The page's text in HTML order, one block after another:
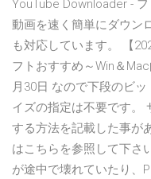
YouTube Downloader -
動画を速く簡単にダウン
も対応しています。 【
フトおすすめ～Win＆
月30日 なので下段のビ
イズの指定は不要です。
する方法を記載した事が
はこちらを参照して下
が途中で壊れていたり、